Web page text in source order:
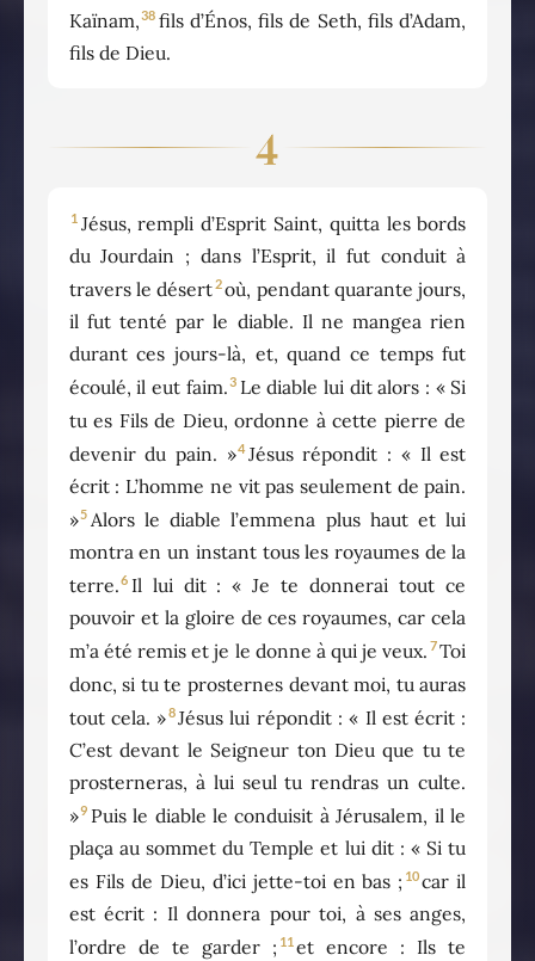
Kaïnam,38 fils d’Énos, fils de Seth, fils d’Adam,
fils de Dieu.
4
1 Jésus, rempli d’Esprit Saint, quitta les bords
du Jourdain ; dans l’Esprit, il fut conduit à
travers le désert2où, pendant quarante jours,
il fut tenté par le diable. Il ne mangea rien
durant ces jours-là, et, quand ce temps fut
écoulé, il eut faim.3 Le diable lui dit alors : « Si
tu es Fils de Dieu, ordonne à cette pierre de
devenir du pain. »4Jésus répondit : « Il est
écrit : L’homme ne vit pas seulement de pain.
»5 Alors le diable l’emmena plus haut et lui
montra en un instant tous les royaumes de la
terre.6 Il lui dit : « Je te donnerai tout ce
pouvoir et la gloire de ces royaumes, car cela
m’a été remis et je le donne à qui je veux. 7Toi
donc, si tu te prosternes devant moi, tu auras
tout cela. »8Jésus lui répondit : « Il est écrit :
C’est devant le Seigneur ton Dieu que tu te
prosterneras, à lui seul tu rendras un culte.
»9 Puis le diable le conduisit à Jérusalem, il le
plaça au sommet du Temple et lui dit : « Si tu
es Fils de Dieu, d’ici jette-toi en bas ; 10car il
est écrit : Il donnera pour toi, à ses anges,
l’ordre de te garder ; 11 et encore : Ils te